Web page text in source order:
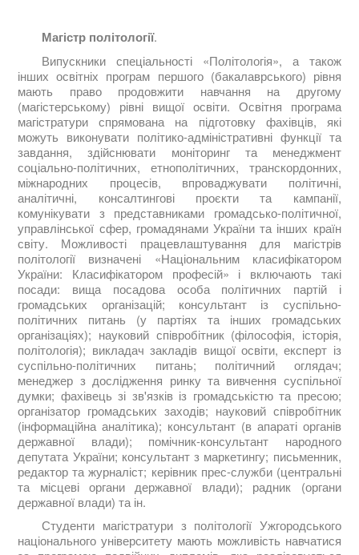
Магістр політології.
Випускники спеціальності «Політологія», а також
інших освітніх програм першого (бакалаврського) рівня
мають право продовжити навчання на другому
(магістерському) рівні вищої освіти. Освітня програма
магістратури спрямована на підготовку фахівців, які
можуть виконувати політико-адміністративні функції та
завдання, здійснювати моніторинг та менеджмент
соціально-політичних, етнополітичних, транскордонних,
міжнародних процесів, впроваджувати політичні,
аналітичні, консалтингові проєкти та кампанії,
комунікувати з представниками громадсько-політичної,
управлінської сфер, громадянами України та інших країн
світу. Можливості працевлаштування для магістрів
політології визначені «Національним класифікатором
України: Класифікатором професій» і включають такі
посади: вища посадова особа політичних партій і
громадських організацій; консультант із суспільно-
політичних питань (у партіях та інших громадських
організаціях); науковий співробітник (філософія, історія,
політологія); викладач закладів вищої освіти, експерт із
суспільно-політичних питань; політичний оглядач;
менеджер з дослідження ринку та вивчення суспільної
думки; фахівець зі зв'язків із громадськістю та пресою;
організатор громадських заходів; науковий співробітник
(інформаційна аналітика); консультант (в апараті органів
державної влади); помічник-консультант народного
депутата України; консультант з маркетингу; письменник,
редактор та журналіст; керівник прес-служби (центральні
та місцеві органи державної влади); радник (органи
державної влади) та ін.
Студенти магістратури з політології Ужгородського
національного університету мають можливість навчатися